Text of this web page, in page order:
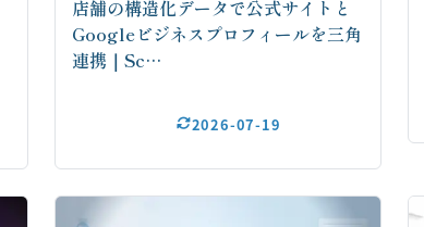
店舗の構造化データで公式サイトと
Googleビジネスプロフィールを三角
連携｜Sc…
2026-07-19